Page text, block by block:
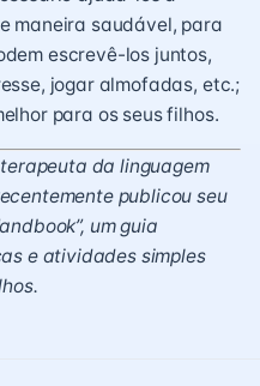
maneira saudável, para
escrevê-los juntos,
jogar almofadas, etc.;
para os seus filhos.
da linguagem
publicou seu
um guia
e atividades simples